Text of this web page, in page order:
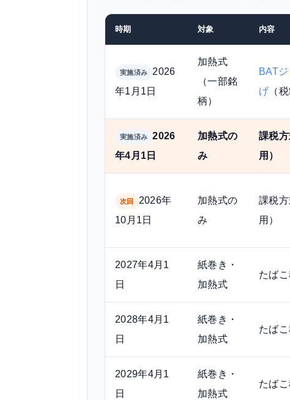
時期 対象 内容
実施済み
2026
年1月1日
加熱式
（一部銘
柄）
BAT
げ （
実施済み
2026
年4月1日
加熱式の
み
課税
用）
次回
2026年
10月1日
加熱式の
み
課税
用）
2027年4月1
日
紙巻き・
加熱式
たば
2028年4月1
日
紙巻き・
加熱式
たば
2029年4月1
日
紙巻き・
加熱式
たば